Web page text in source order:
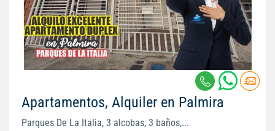
Apartamentos, Alquiler en Palmira
Parques De La Italia, 3 alcobas, 3 baños,...